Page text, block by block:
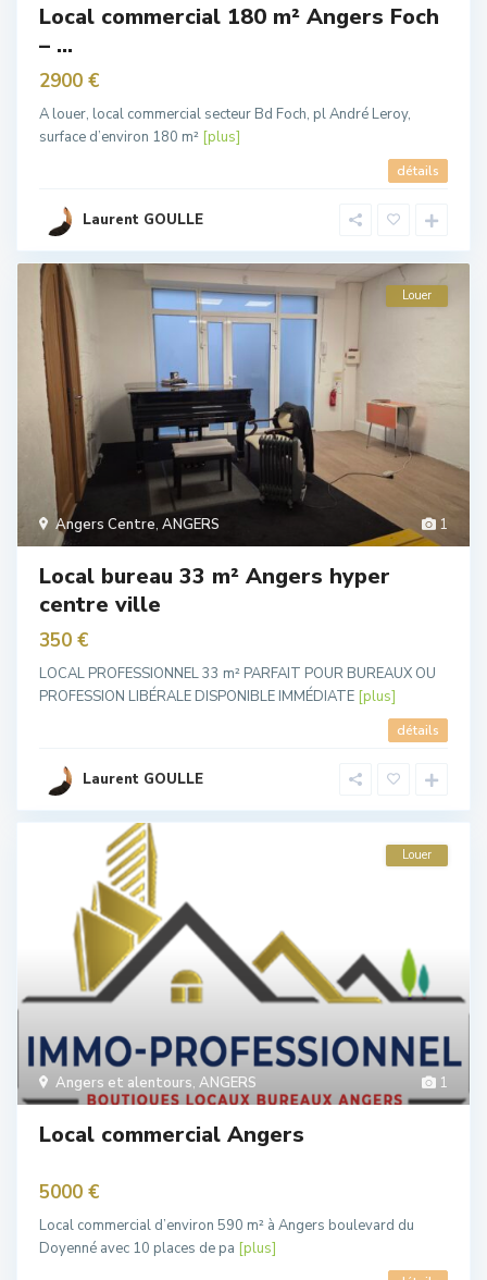
Local commercial 180 m² Angers Foch
– ...
2900 €
A louer, local commercial secteur Bd Foch, pl André Leroy,
surface d’environ 180 m² [plus]
détails
Laurent GOULLE
1
Angers Centre, ANGERS
Louer
Local bureau 33 m² Angers hyper
centre ville
350 €
LOCAL PROFESSIONNEL 33 m² PARFAIT POUR BUREAUX OU
PROFESSION LIBÉRALE DISPONIBLE IMMÉDIATE [plus]
détails
Laurent GOULLE
1
Angers et alentours, ANGERS
Louer
Local commercial Angers
5000 €
Local commercial d’environ 590 m² à Angers boulevard du
Doyenné avec 10 places de pa [plus]